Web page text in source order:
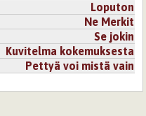
Loputon
Ne Merkit
Se jokin
Kuvitelma kokemuksesta
Pettyä voi mistä vain